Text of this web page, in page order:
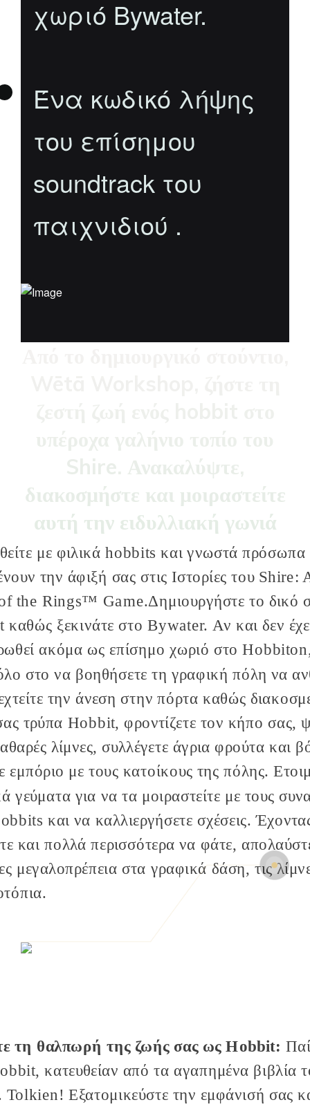
χωριό Bywater.
Ένα κωδικό λήψης
του επίσημου
soundtrack του
παιχνιδιού .
διακοσμήστε και μοιραστείτε
αυτή την ειδυλλιακή γωνιά
της Μέσης Γης.
με φιλικάhobbits και γνωστά πρόσωπα
την άφιξή σας στις Ιστορίες του Shire:
the Rings™ Game.Δημιουργήστε το δικό
καθώς ξεκινάτε στο Bywater. Αν και δεν
ακόμα ως επίσημο χωριό στο Hobbiton
στο να βοηθήσετε τη γραφική πόλη να
την άνεση στην πόρτα καθώς
τρύπα Hobbit, φροντίζετε τον κήπο σας,
λίμνες, συλλέγετε άγρια φρούτα και
εμπόριο με τους κατοίκους της πόλης.
γεύματα για να τα μοιραστείτε με τους
και να καλλιεργήσετε σχέσεις.
και πολλά περισσότερα να φάτε,
μεγαλοπρέπεια στα γραφικά δάση, τις
τη θαλπωρή της ζωής σας ως Hobbit:
κατευθείαν από τα αγαπημένα βιβλία
Tolkien! Εξατομικεύστε την εμφάνισή σας